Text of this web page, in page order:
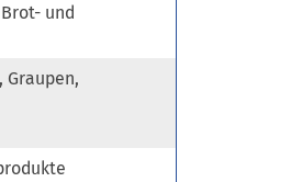
und
Graupen,